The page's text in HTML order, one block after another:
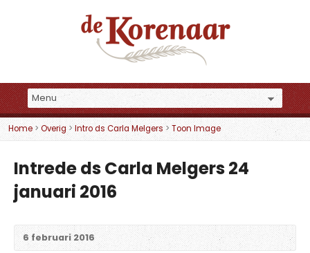
Home > Overig>Intro ds Carla Melgers> Toon Image
Intrede ds Carla Melgers 24
januari 2016
6 februari 2016